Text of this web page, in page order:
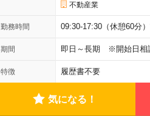
不動産業
勤務時間 09:30-17:30（休憩60分
期間 即日～長期 ※開始日相
特徴 履歴書不要
気になる！